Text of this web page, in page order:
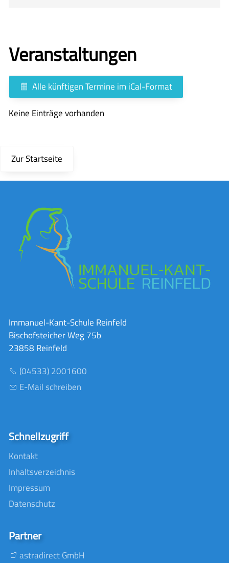
Veranstaltungen
Alle künftigen Termine im iCal-Format
Keine Einträge vorhanden
Zur Startseite
Immanuel-Kant-Schule Reinfeld
Bischofsteicher Weg 75b
23858 Reinfeld
(04533) 2001600
E-Mail schreiben
Schnellzugriff
Kontakt
Inhaltsverzeichnis
Impressum
Datenschutz
Partner
astradirect GmbH